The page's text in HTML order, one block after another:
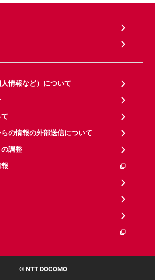
情報など）について
の情報の外部送信について
の調整
© NTT DOCOMO